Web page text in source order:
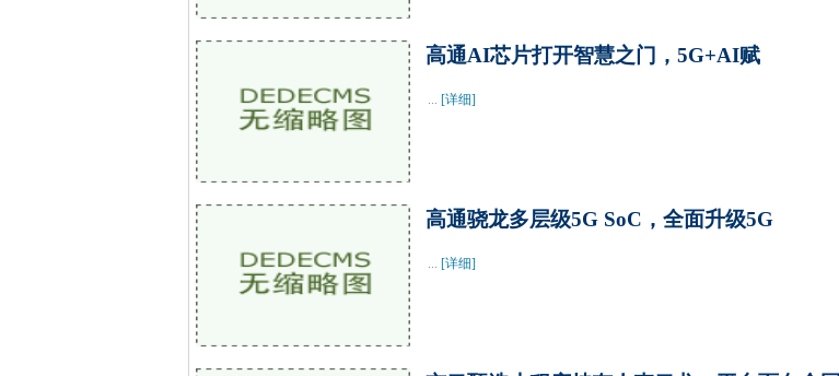
高通AI芯片打开智慧之门，5G+AI赋
... [详细]
高通骁龙多层级5G SoC，全面升级5G
... [详细]